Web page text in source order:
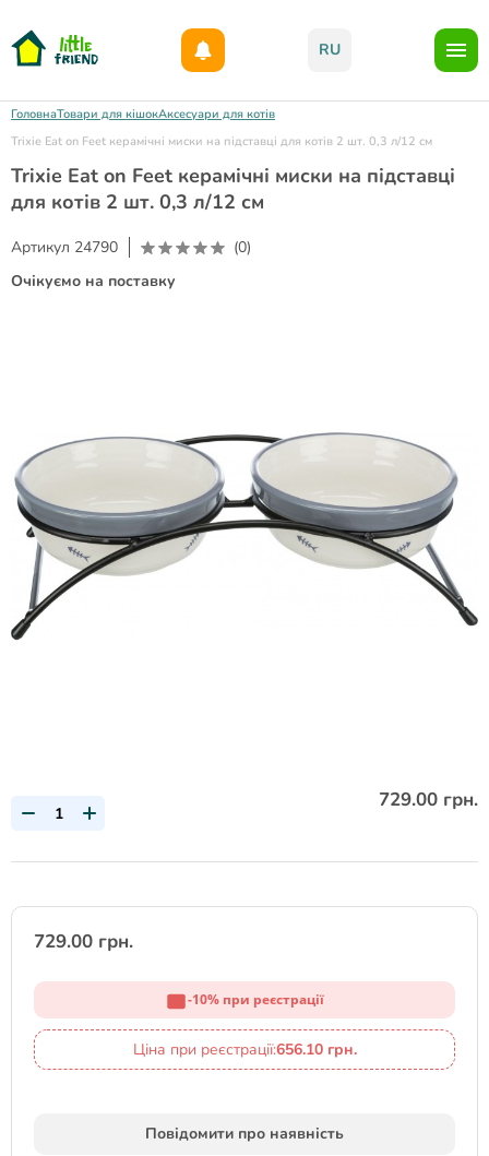
RU
ГоловнаТовари для кішокАксесуари для котів
Trixie Eat on Feet керамічні миски на підставці для котів 2 шт. 0,3 л/12 см
Trixie Eat on Feet керамічні миски на підставці
для котів 2 шт. 0,3 л/12 см
Артикул 24790
(0)
Очікуємо на поставку
729.00 грн.
729.00 грн.
-10% при реєстрації
Ціна при реєстрації:656.10 грн.
Повідомити про наявність